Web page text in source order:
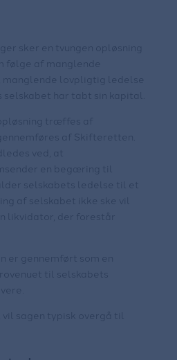
sker en tvungen opløsning
følge af manglende
lovpligtig ledelse
har tabt sin kapital.
træffes af
af Skifteretten.
ved, at
en begæring til
selskabets ledelse til et
af selskabet ikke ske vil
likvidator, der forestår
er gennemført som en
til selskabets
vil sagen typisk overgå til